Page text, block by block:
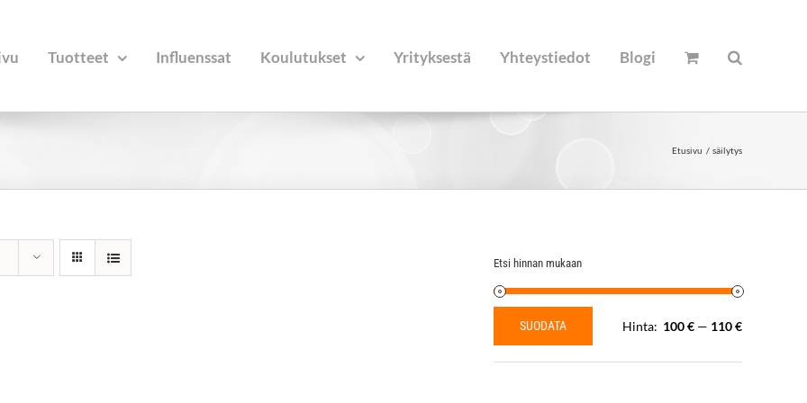
Tuotteet Influenssat Koulutukset Yrityksestä Yhteystiedot Blogi
Etusivu säilytys
Etsi hinnan mukaan
Minimihinta
Maksimihinta
SUODATA Hinta: 100 € — 110 €